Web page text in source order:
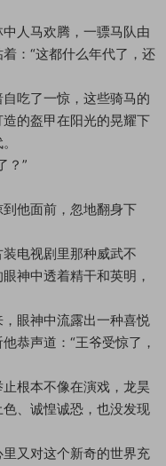
人马欢腾，一骠马队由
：“这都什么年代了，还
吃了一惊，这些骑马的
的盔甲在阳光的晃耀下
？”
他面前，忽地翻身下
电视剧里那种威武不
神中透着精干和英明，
眼神中流露出一种喜悦
恭声道：“王爷受惊了，
根本不像在演戏，龙昊
、诚惶诚恐，也没发现
又对这个新奇的世界充